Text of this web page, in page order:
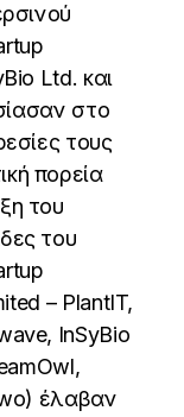
Ltd. και
στο
τους
πορεία
του
του
– PlantIT,
InSyBio
έλαβαν